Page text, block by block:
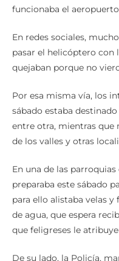
funcionaba el
En redes sociales,
pasar el helicóptero con
quejaban porque no
Por esa misma vía, los
sábado estaba
entre otra, mientras que
de los valles y otras
En una de las
preparaba este sábado
para ello alistaba velas
de agua, que espera
que feligreses le
De su lado, la Policía,